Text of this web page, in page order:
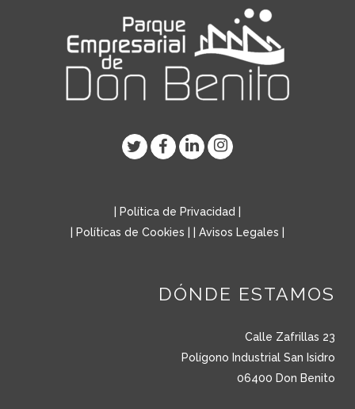
Política de Privacidad
Políticas de Cookies Avisos Legales
DÓNDE ESTAMOS
Calle Zafrillas 23
Polígono Industrial San Isidro
06400 Don Benito